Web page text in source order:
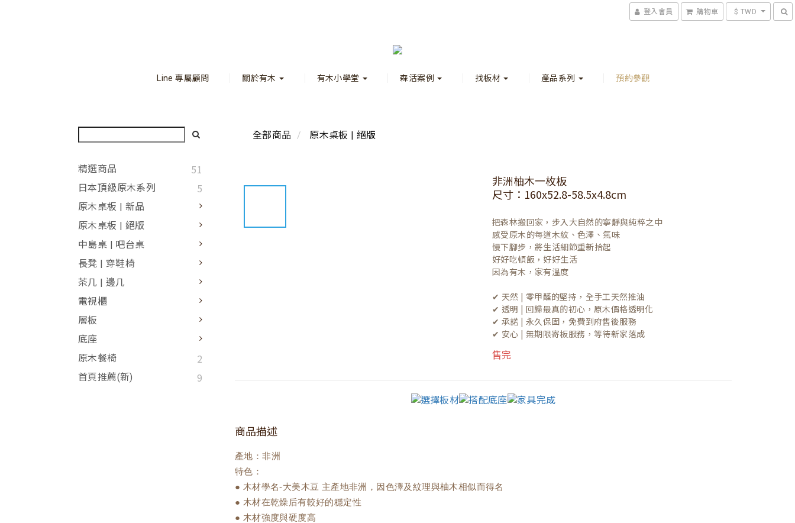
登入會員 購物車 $ TWD
Line 專屬顧問 關於有木 有木小學堂 森活案例 找板材 產品系列 預約參觀
精選商品 51
日本頂級原木系列 5
原木桌板 | 新品
原木桌板 | 絕版
中島桌 | 吧台桌
長凳 | 穿鞋椅
茶几 | 邊几
電視櫃
層板
底座
原木餐椅
2
首頁推薦(新) 9
全部商品 原木桌板 | 絕版
非洲柚木一枚板
尺寸：160x52.8-58.5x4.8cm
把森林搬回家，步入大自然的寧靜與純粹之中
感受原木的每道木紋、色澤、氣味
慢下腳步，將生活細節重新拾起
好好吃頓飯，好好生活
因為有木，家有溫度
✔ 天然 | 零甲醛的堅持，全手工天然推油
✔ 透明 | 回歸最真的初心，原木價格透明化
✔ 承諾 | 永久保固，免費到府售後服務
✔ 安心 | 無期限寄板服務，等待新家落成
售完
商品描述
產地：非洲
特色：
● 木材學名-大美木豆 主產地非洲，因色澤及紋理與柚木相似而得名
● 木材在乾燥后有較好的穩定性
● 木材強度與硬度高